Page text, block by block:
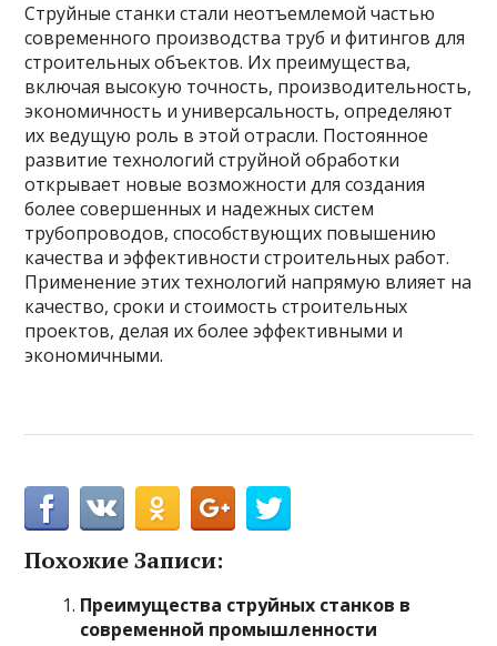
Струйные станки стали неотъемлемой частью
современного производства труб и фитингов для
строительных объектов. Их преимущества,
включая высокую точность, производительность,
экономичность и универсальность, определяют
их ведущую роль в этой отрасли. Постоянное
развитие технологий струйной обработки
открывает новые возможности для создания
более совершенных и надежных систем
трубопроводов, способствующих повышению
качества и эффективности строительных работ.
Применение этих технологий напрямую влияет на
качество, сроки и стоимость строительных
проектов, делая их более эффективными и
экономичными.
Похожие Записи:
Преимущества струйных станков в
современной промышленности